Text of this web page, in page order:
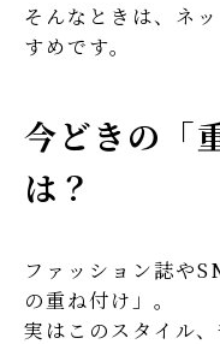
そんなときは、ネ
すめです。
今どきの「
は？
ファッション誌や
の重ね付け」。
実はこのスタイル、